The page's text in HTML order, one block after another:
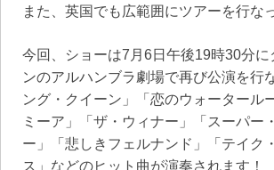
また、英国でも広範囲にツアーを行な
今回、ショーは7月6日午後19時30分に
ンのアルハンブラ劇場で再び公演を行
ング・クイーン」「恋のウォータール
ミーア」「ザ・ウィナー」「スーパー
ー」「悲しきフェルナンド」「テイク
ス」などのヒット曲が演奏されます！